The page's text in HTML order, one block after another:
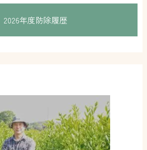
2026年度防除履歴